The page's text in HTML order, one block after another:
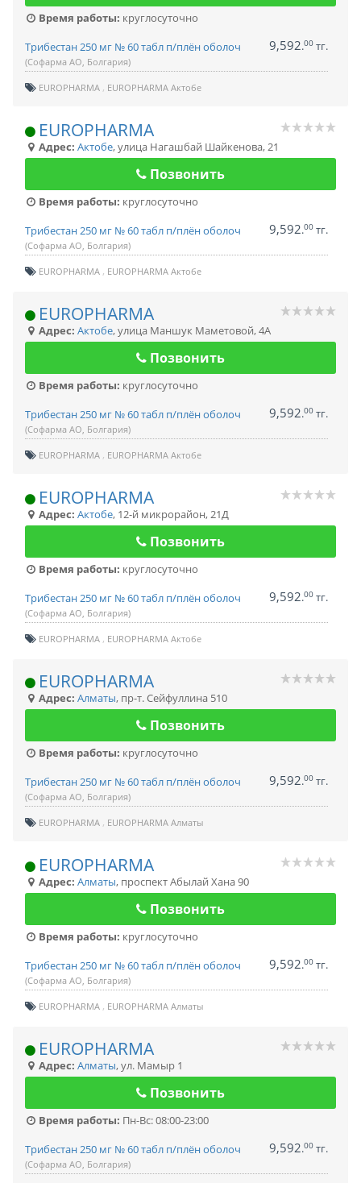
Время работы: круглосуточно
Трибестан 250 мг № 60 табл п/плён оболоч
(Софарма АО, Болгария)
9,592.00 тг.
EUROPHARMA EUROPHARMA Актобе
EUROPHARMA
Адрес: Актобе,улица Нагашбай Шайкенова, 21
Позвонить
Время работы: круглосуточно
Трибестан 250 мг № 60 табл п/плён оболоч
(Софарма АО, Болгария)
9,592.00 тг.
EUROPHARMA EUROPHARMA Актобе
EUROPHARMA
Адрес: Актобе,улица Маншук Маметовой, 4А
Позвонить
Время работы: круглосуточно
Трибестан 250 мг № 60 табл п/плён оболоч
(Софарма АО, Болгария)
9,592.00 тг.
EUROPHARMA EUROPHARMA Актобе
EUROPHARMA
Адрес: Актобе, 12-й микрорайон, 21Д
Позвонить
Время работы: круглосуточно
Трибестан 250 мг № 60 табл п/плён оболоч
(Софарма АО, Болгария)
9,592.00 тг.
EUROPHARMA EUROPHARMA Актобе
EUROPHARMA
Адрес: Алматы, пр-т. Сейфуллина 510
Позвонить
Время работы: круглосуточно
Трибестан 250 мг № 60 табл п/плён оболоч
(Софарма АО, Болгария)
9,592.00 тг.
EUROPHARMA EUROPHARMA Алматы
EUROPHARMA
Адрес: Алматы, проспект Абылай Хана 90
Позвонить
Время работы: круглосуточно
Трибестан 250 мг № 60 табл п/плён оболоч
(Софарма АО, Болгария)
9,592.00 тг.
EUROPHARMA EUROPHARMA Алматы
EUROPHARMA
Адрес: Алматы,ул. Мамыр 1
Позвонить
Время работы: Пн-Вс: 08:00-23:00
Трибестан 250 мг № 60 табл п/плён оболоч
(Софарма АО, Болгария)
9,592.00 тг.